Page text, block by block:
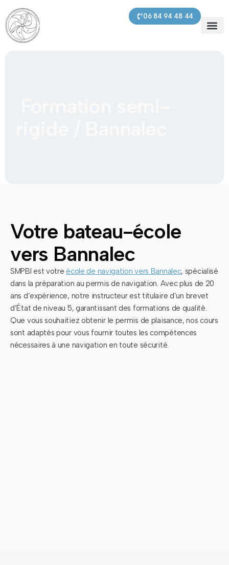
principal
06 84 94 48 44
Votre bateau-école
vers Bannalec
SMPBI est votreécole de navigation vers Bannalec, spécialisé
dans la préparation au permis de navigation. Avec plus de 20
ans d’expérience, notre instructeur est titulaire d’un brevet
d’État de niveau 5, garantissant des formations de qualité.
Que vous souhaitiez obtenir le permis de plaisance, nos cours
sont adaptés pour vous fournir toutes les compétences
nécessaires à une navigation en toute sécurité.